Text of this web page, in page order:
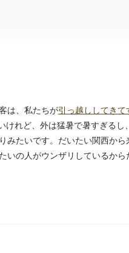
は、私たちが引っ越ししてき
れど、外は猛暑で暑すぎるし
みたいです。だいたい関西か
の人がウンザリしているか